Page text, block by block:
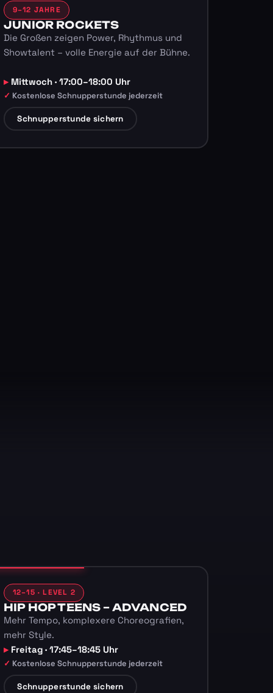
9–12 JAHRE
JUNIOR ROCKETS
Die Großen zeigen Power, Rhythmus und
Showtalent – volle Energie auf der Bühne.
Mittwoch · 17:00–18:00 Uhr
Kostenlose Schnupperstunde jederzeit
Schnupperstunde sichern
12–15 · LEVEL 2
HIP HOP TEENS – ADVANCED
Mehr Tempo, komplexere Choreografien,
mehr Style.
Freitag · 17:45–18:45 Uhr
Kostenlose Schnupperstunde jederzeit
Schnupperstunde sichern